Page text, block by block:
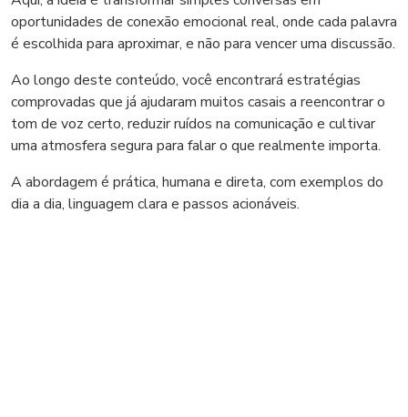
oportunidades de conexão emocional real, onde cada palavra
é escolhida para aproximar, e não para vencer uma discussão.
Ao longo deste conteúdo, você encontrará estratégias
comprovadas que já ajudaram muitos casais a reencontrar o
tom de voz certo, reduzir ruídos na comunicação e cultivar
uma atmosfera segura para falar o que realmente importa.
A abordagem é prática, humana e direta, com exemplos do
dia a dia, linguagem clara e passos acionáveis.